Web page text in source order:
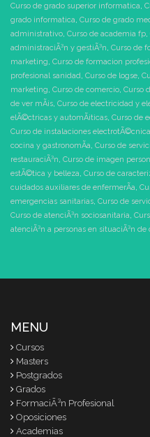
Curso de grado superior informatica,
grado informatica, Curso de grado
administrativo, Curso de academia fp,
administraciÃ³n y gestiÃ³n, Curso de
marketing, Curso de formacion
profesional sanidad, Curso de logse,
marketing, Curso de comercio, Curso
de ver mÃ¡s, Curso de electricidad y
elÃ©ctricas y automÃ¡ticas, Curso de
Curso de instalaciones
cocina y gastronomÃ­a, Curso de
restauraciÃ³n, Curso de imagen
estÃ©tica y belleza, Curso de
cuidados auxiliares de enfermerÃ­a,
emergencias sanitarias, Curso de
Curso de atenciÃ³n sociosanitaria,
atenciÃ³n a personas en situaciÃ³n
MENU
Cursos
Masters
Postgrados
Grados
FormaciÃ³n Profesional
Oposiciones
Academias